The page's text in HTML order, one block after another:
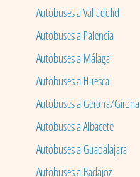
Autobuses a Valladolid
Autobuses a Palencia
Autobuses a Málaga
Autobuses a Huesca
Autobuses a Gerona/Girona
Autobuses a Albacete
Autobuses a Guadalajara
Autobuses a Badajoz